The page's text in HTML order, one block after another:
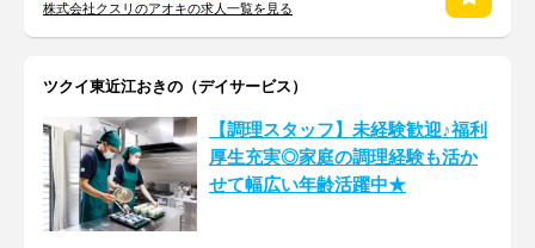
株式会社クスリのアオキの求人一覧を見る
ツクイ東近江おきの（デイサービス）
【調理スタッフ】未経験歓迎♪福利
厚生充実◎家庭の調理経験も活か
せて幅広い年齢活躍中★